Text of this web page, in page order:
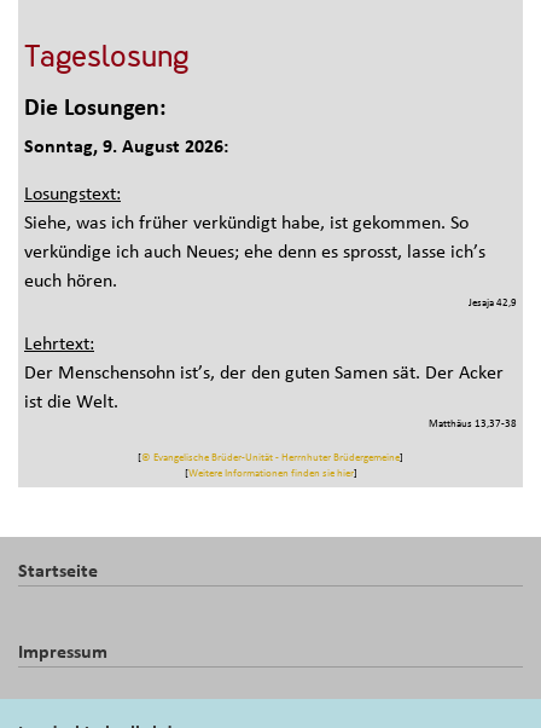
Tageslosung
Die Losungen:
Sonntag, 9. August 2026:
Losungstext:
Siehe, was ich früher verkündigt habe, ist gekommen. So
verkündige ich auch Neues; ehe denn es sprosst, lasse ich’s
euch hören.
Jesaja 42,9
Lehrtext:
Der Menschensohn ist’s, der den guten Samen sät. Der Acker
ist die Welt.
Matthäus 13,37-38
[© Evangelische Brüder-Unität - Herrnhuter Brüdergemeine]
[Weitere Informationen finden sie hier]
Startseite
Impressum